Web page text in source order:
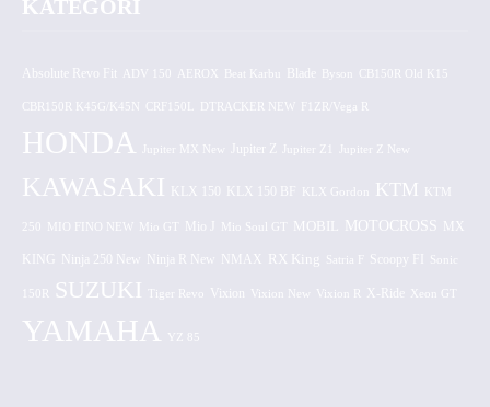
KATEGORI
Absolute Revo Fit ADV 150 AEROX CB150R Old K15
CBR150R K45G/K45N CRF150L DTRACKER NEW F1ZR/Vega R
HONDA Jupiter MX New Jupiter Z
KAWASAKI KLX 150 KLX 150 BF KLX Gordon KTM KTM
250 MIO FINO NEW Mio GT Mio J Mio Soul GT MOBIL MOTOCROSS MX
KING Ninja 250 New Ninja R New NMAX RX King Satria F Scoopy FI Sonic
150R SUZUKI Tiger Revo Vixion Vixion New Vixion R X-Ride Xeon GT
YAMAHA YZ 85